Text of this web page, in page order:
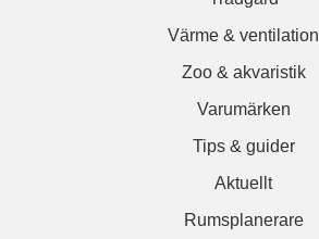
Värme & ventilation
Zoo & akvaristik
Varumärken
Tips & guider
Aktuellt
Rumsplanerare